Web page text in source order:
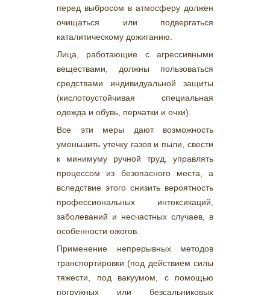
перед выбросом в атмосферу должен
очищаться или подвергаться
каталитическому дожиганию.
Лица, работающие с агрессивными
веществами, должны пользоваться
средствами индивидуальной защиты
(кислотоустойчивая специальная
одежда и обувь, перчатки и очки).
Все эти меры дают возможность
уменьшить утечку газов и пыли, свести
к минимуму ручной труд, управлять
процессом из безопасного места, а
вследствие этого снизить вероятность
профессиональных интоксикаций,
заболеваний и несчастных случаев, в
особенности ожогов.
Применение непрерывных методов
транспортировки (под действием силы
тяжести, под вакуумом, с помощью
погружных или безсальниковых